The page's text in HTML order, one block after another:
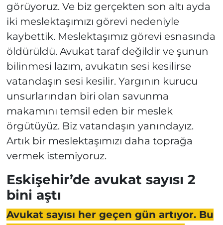
görüyoruz. Ve biz gerçekten son altı ayda
iki meslektaşımızı görevi nedeniyle
kaybettik. Meslektaşımız görevi esnasında
öldürüldü. Avukat taraf değildir ve şunun
bilinmesi lazım, avukatın sesi kesilirse
vatandaşın sesi kesilir. Yargının kurucu
unsurlarından biri olan savunma
makamını temsil eden bir meslek
örgütüyüz. Biz vatandaşın yanındayız.
Artık bir meslektaşımızı daha toprağa
vermek istemiyoruz.
Eskişehir’de avukat sayısı 2
bini aştı
Avukat sayısı her geçen gün artıyor. Bu